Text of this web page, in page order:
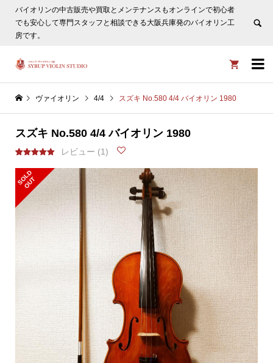
バイオリンの中古販売や買取とメンテナンスもオンラインで初心者
でも安心して専門スタッフと相談できる大阪兵庫発のバイオリン工
房です。


ヴァイオリン 4/4 スズキ No.580 4/4 バイオリン 1980
スズキ No.580 4/4 バイオリン 1980
評価に基づ
く5段階評
価のうち、
点
レビュー (1)
S
O
L
D
O
U
T
ヴァイオリン選びについてタサカ工房長にLINE相談も頂けま
す。非表示